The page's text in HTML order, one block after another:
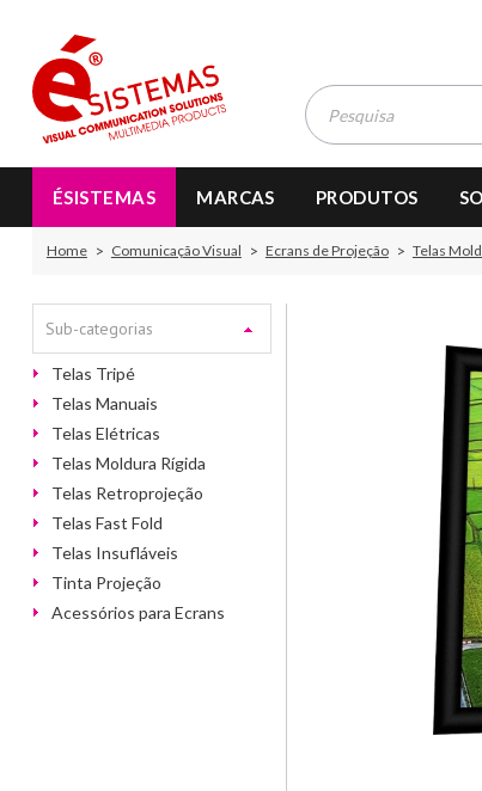
ÉSISTEMAS MARCAS PRODUTOS
Home Comunicação Visual Ecrans de Projeção Telas
Sub-categorias
Telas Tripé
Telas Manuais
Telas Elétricas
Telas Moldura Rígida
Telas Retroprojeção
Telas Fast Fold
Telas Insufláveis
Tinta Projeção
Acessórios para Ecrans